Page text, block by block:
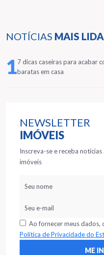
NOTÍCIAS MAIS
17 dicas caseiras para acabar
baratas em casa
NEWSLETTER
IMÓVEIS
Inscreva-se e receba
imóveis
Ao fornecer meus dados,
Política de Privacidade do